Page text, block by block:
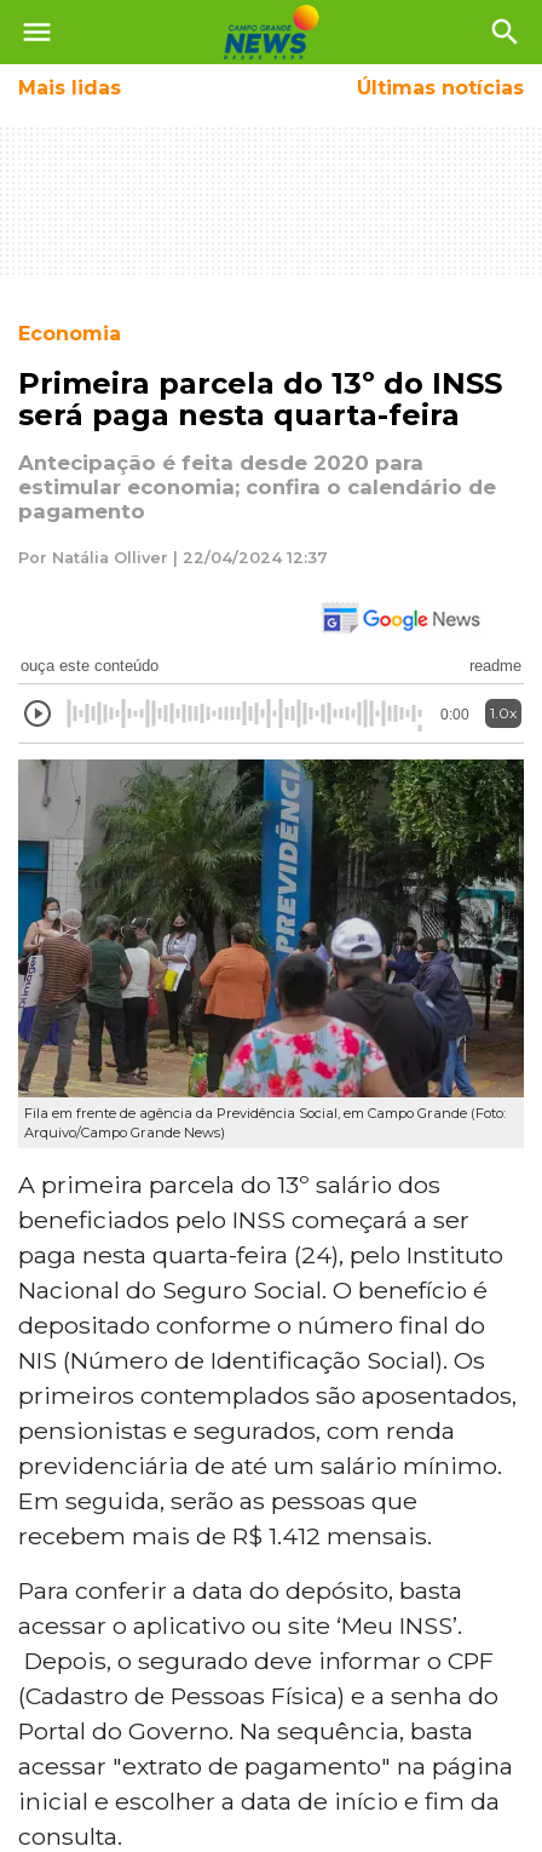
menu search
Mais lidas Últimas notícias
Economia
Primeira parcela do 13º do INSS
será paga nesta quarta-feira
Antecipação é feita desde 2020 para
estimular economia; confira o calendário de
pagamento
Por Natália Olliver | 22/04/2024 12:37
ouça este conteúdo readme
0:00 1.0x
Fila em frente de agência da Previdência Social, em Campo Grande (Foto:
Arquivo/Campo Grande News)
A primeira parcela do 13º salário dos
beneficiados pelo INSS começará a ser
paga nesta quarta-feira (24), pelo Instituto
Nacional do Seguro Social. O benefício é
depositado conforme o número final do
NIS (Número de Identificação Social). Os
primeiros contemplados são aposentados,
pensionistas e segurados, com renda
previdenciária de até um salário mínimo.
Em seguida, serão as pessoas que
recebem mais de R$ 1.412 mensais.
Para conferir a data do depósito, basta
acessar o aplicativo ou site ‘Meu INSS’.
Depois, o segurado deve informar o CPF
(Cadastro de Pessoas Física) e a senha do
Portal do Governo. Na sequência, basta
acessar "extrato de pagamento" na página
inicial e escolher a data de início e fim da
consulta.